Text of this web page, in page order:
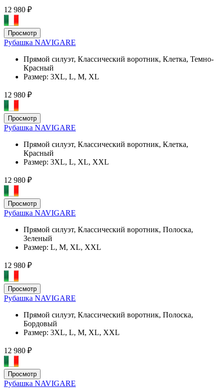
12 980 ₽
Просмотр
Рубашка NAVIGARE
Прямой силуэт, Классический воротник, Клетка, Темно-
Красный
Размер: 3XL, L, M, XL
12 980 ₽
Просмотр
Рубашка NAVIGARE
Прямой силуэт, Классический воротник, Клетка,
Красный
Размер: 3XL, L, XL, XXL
12 980 ₽
Просмотр
Рубашка NAVIGARE
Прямой силуэт, Классический воротник, Полоска,
Зеленый
Размер: L, M, XL, XXL
12 980 ₽
Просмотр
Рубашка NAVIGARE
Прямой силуэт, Классический воротник, Полоска,
Бордовый
Размер: 3XL, L, M, XL, XXL
12 980 ₽
Просмотр
Рубашка NAVIGARE